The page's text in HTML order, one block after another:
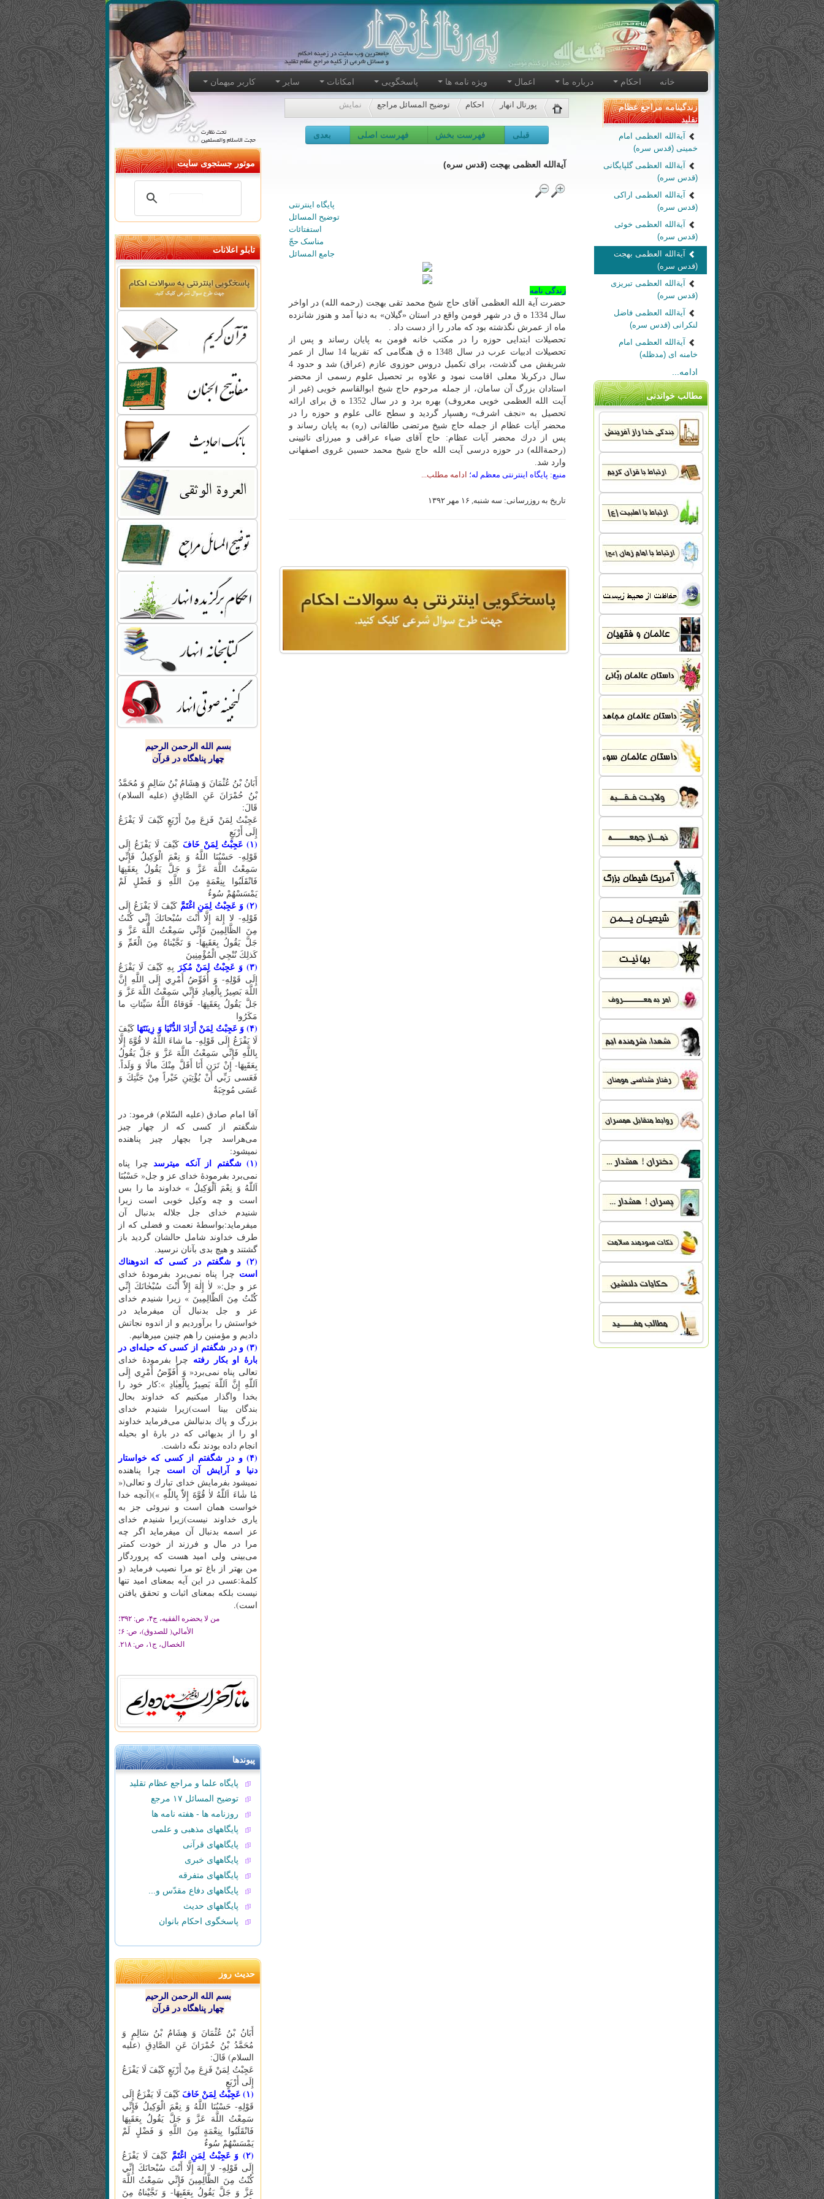
خانه احکام درباره ما اعمال ویژه نامه ها پاسخگویی امکانات سایر کاربر میهمان
زندگینامه مراجع عظام
تقلید
آیةالله العظمی امام
خمینی (قدس سره)
آیةالله العظمی گلپایگانی
(قدس سره)
آیةالله العظمی اراکی
(قدس سره)
آیةالله العظمی خوئی
(قدس سره)
آیةالله العظمی بهجت
(قدس سره)
آیةالله العظمی تبریزی
(قدس سره)
آیةالله العظمی فاضل
لنکرانی (قدس سره)
آیةالله العظمی امام
خامنه ای (مدظله)
ادامه...
مطالب خواندنی
پورتال انهار احکام توضیح المسائل مراجع نمایش
قبلی فهرست بخش فهرست اصلی بعدی
آیةالله العظمی بهجت (قدس سره)
پایگاه اینترنتی
توضیح المسائل
استفتائات
مناسک حجّ
جامع المسائل
زندگی نامه
حضرت آية الله العظمى آقاى حاج شيخ محمد تقى بهجت (رحمه الله) در اواخر
سال 1334 ه ق در شهر فومن واقع در استان «گيلان» به دنيا آمد و هنوز شانزده
ماه از عمرش نگذشته بود كه مادر را از دست داد .
تحصيلات ابتدايى حوزه را در مكتب خانه فومن به پايان رساند و پس از
تحصيلات ادبيات عرب در سال 1348 ه ق هنگامى كه تقريبا 14 سال از عمر
شريفش مى ‏گذشت، براى تكميل دروس حوزوى عازم (عراق) شد و حدود 4
سال دركربلا معلى اقامت نمود و علاوه بر تحصيل علوم رسمى از محضر
استادان بزرگ آن سامان، از جمله مرحوم حاج شيخ ابوالقاسم خويى (غير از
آيت الله العظمى خويى معروف) بهره برد و در سال 1352 ه ق براى ارائه
تحصيل به «نجف اشرف» رهسپار گرديد و سطح عالى علوم و حوزه را در
محضر آيات عظام از جمله حاج شيخ مرتضى طالقانى (ره) به پايان رساند و
پس از درك محضر آيات عظام: حاج آقاى ضياء عراقى و ميرزاى نائيينى
(رحمة‏الله) در حوزه درسى آيت الله حاج شيخ محمد حسين غروى اصفهانى
وارد شد.
منبع: پایگاه اینترنتی معظم له؛ ادامه مطلب...
تاریخ به روزرسانی: سه شنبه, ۱۶ مهر ۱۳۹۲
موتور جستجوی سایت
تابلو اعلانات
بسم الله الرحمن الرحیم
چهار پناهگاه در قرآن
أَبَانُ بْنُ عُثْمَانَ وَ هِشَامُ بْنُ سَالِمٍ وَ مُحَمَّدُ
بْنُ حُمْرَانَ عَنِ الصَّادِقِ (علیه السلام)
قَالَ:
عَجِبْتُ لِمَنْ فَزِعَ مِنْ أَرْبَعٍ كَيْفَ لَا يَفْزَعُ
إِلَى أَرْبَعٍ
(۱) عَجِبْتُ لِمَنْ خَافَ
كَيْفَ لَا يَفْزَعُ إِلَى
قَوْلِهِ- حَسْبُنَا اللَّهُ وَ نِعْمَ الْوَكِيلُ فَإِنِّي
سَمِعْتُ اللَّهَ عَزَّ وَ جَلَّ يَقُولُ بِعَقَبِهَا
فَانْقَلَبُوا بِنِعْمَةٍ مِنَ اللَّهِ وَ فَضْلٍ لَمْ
يَمْسَسْهُمْ سُوءٌ
(۲) وَ عَجِبْتُ لِمَنِ اغْتَمَّ
كَيْفَ لَا يَفْزَعُ إِلَى
قَوْلِهِ- لا إِلهَ إِلَّا أَنْتَ سُبْحانَكَ إِنِّي كُنْتُ
مِنَ الظَّالِمِينَ فَإِنِّي سَمِعْتُ اللَّهَ عَزَّ وَ
جَلَّ يَقُولُ بِعَقَبِهَا- وَ نَجَّيْناهُ مِنَ الْغَمِّ وَ
كَذلِكَ نُنْجِي الْمُؤْمِنِينَ
(۳) وَ عَجِبْتُ لِمَنْ مُكِرَ
بِهِ كَيْفَ لَا يَفْزَعُ
إِلَى قَوْلِهِ- وَ أُفَوِّضُ أَمْرِي إِلَى اللَّهِ إِنَّ
اللَّهَ بَصِيرٌ بِالْعِبادِ فَإِنِّي سَمِعْتُ اللَّهَ عَزَّ وَ
جَلَّ يَقُولُ بِعَقَبِهَا- فَوَقاهُ اللَّهُ سَيِّئاتِ ما
مَكَرُوا
(۴) وَ عَجِبْتُ لِمَنْ أَرَادَ الدُّنْيَا وَ زِينَتَهَا
كَيْفَ
لَا يَفْزَعُ إِلَى قَوْلِهِ- ما شاءَ اللَّهُ لا قُوَّةَ إِلَّا
بِاللَّهِ فَإِنِّي سَمِعْتُ اللَّهَ عَزَّ وَ جَلَّ يَقُولُ
بِعَقَبِهَا- إِنْ تَرَنِ أَنَا أَقَلَّ مِنْكَ مالًا وَ وَلَداً.
فَعَسى‏ رَبِّي أَنْ يُؤْتِيَنِ خَيْراً مِنْ جَنَّتِكَ وَ
عَسَى مُوجِبَةٌ
آقا امام صادق (عليه السّلام) فرمود: در
شگفتم از كسى كه از چهار چيز
مى‌هراسد چرا بچهار چيز پناهنده
نميشود:
(۱) شگفتم از آنكه ميترسد
چرا پناه
نمى‌برد بفرمودۀ خداى عز و جل« حَسْبُنَا
اَللّٰهُ‌ وَ نِعْمَ‌ اَلْوَكِيلُ‌ » خداوند ما را بس
است و چه وكيل خوبى است زيرا
شنيدم خداى جل جلاله بدنبال آن
ميفرمايد:بواسطۀ نعمت و فضلى كه از
طرف خداوند شامل حالشان گرديد باز
گشتند و هيچ بدى بآنان نرسيد.
(۲) و شگفتم در كسى كه اندوهناك
است چرا پناه نمى‌برد بفرمودۀ خداى
عز و جل:« لاٰ إِلٰهَ‌ إِلاّٰ أَنْتَ‌ سُبْحٰانَكَ‌ إِنِّي
كُنْتُ‌ مِنَ‌ اَلظّٰالِمِينَ‌ » زيرا شنيدم خداى
عز و جل بدنبال آن ميفرمايد در
خواستش را برآورديم و از اندوه نجاتش
داديم و مؤمنين را هم چنين ميرهانيم.
(۳) و در شگفتم از كسى كه حيله‌اى در
بارۀ او بكار رفته چرا بفرمودۀ خداى
تعالى پناه نمى‌برد« وَ أُفَوِّضُ‌ أَمْرِي إِلَى
اَللّٰهِ‌ إِنَّ‌ اَللّٰهَ‌ بَصِيرٌ بِالْعِبٰادِ »:كار خود را
بخدا واگذار ميكنيم كه خداوند بحال
بندگان بينا است)زيرا شنيدم خداى
بزرگ و پاك بدنبالش مى‌فرمايد خداوند
او را از بديهائى كه در بارۀ او بحيله
انجام داده بودند نگه داشت.
(۴) و در شگفتم از كسى كه خواستار
دنيا و آرايش آن است چرا پناهنده
نميشود بفرمايش خداى تبارك و تعالى(«
مٰا شٰاءَ اَللّٰهُ‌ لاٰ قُوَّةَ‌ إِلاّٰ بِاللّٰهِ‌ »)(آنچه خدا
خواست همان است و نيروئى جز به
يارى خداوند نيست)زيرا شنيدم خداى
عز اسمه بدنبال آن ميفرمايد اگر چه
مرا در مال و فرزند از خودت كمتر
مى‌بينى ولى اميد هست كه پروردگار
من بهتر از باغ تو مرا نصيب فرمايد (و
كلمۀ:عسى در اين آيه بمعناى اميد تنها
نيست بلكه بمعناى اثبات و تحقق يافتن
است).
من لا يحضره الفقيه، ج‏۴، ص: ۳۹۲؛
الأمالي( للصدوق)، ص: ۶؛
الخصال، ج‏۱، ص: ۲۱۸.
پیوندها
پایگاه علما و مراجع عظام تقلید
توضیح المسائل ۱۷ مرجع
روزنامه ها - هفته نامه ها
پایگاههای مذهبی و علمی
پایگاههای قرآنی
پایگاههای خبری
پایگاههای متفرقه
پایگاههای دفاع مقدّس و...
پایگاههای حدیث
پاسخگوی احکام بانوان
حدیث روز
بسم الله الرحمن الرحیم
چهار پناهگاه در قرآن
أَبَانُ بْنُ عُثْمَانَ وَ هِشَامُ بْنُ سَالِمٍ وَ
مُحَمَّدُ بْنُ حُمْرَانَ عَنِ الصَّادِقِ (علیه
السلام) قَالَ:
عَجِبْتُ لِمَنْ فَزِعَ مِنْ أَرْبَعٍ كَيْفَ لَا يَفْزَعُ
إِلَى أَرْبَعٍ
(۱) عَجِبْتُ لِمَنْ خَافَ
كَيْفَ لَا يَفْزَعُ إِلَى
قَوْلِهِ- حَسْبُنَا اللَّهُ وَ نِعْمَ الْوَكِيلُ فَإِنِّي
سَمِعْتُ اللَّهَ عَزَّ وَ جَلَّ يَقُولُ بِعَقَبِهَا
فَانْقَلَبُوا بِنِعْمَةٍ مِنَ اللَّهِ وَ فَضْلٍ لَمْ
يَمْسَسْهُمْ سُوءٌ
(۲) وَ عَجِبْتُ لِمَنِ اغْتَمَّ
كَيْفَ لَا يَفْزَعُ
إِلَى قَوْلِهِ- لا إِلهَ إِلَّا أَنْتَ سُبْحانَكَ إِنِّي
كُنْتُ مِنَ الظَّالِمِينَ فَإِنِّي سَمِعْتُ اللَّهَ
عَزَّ وَ جَلَّ يَقُولُ بِعَقَبِهَا- وَ نَجَّيْناهُ مِنَ